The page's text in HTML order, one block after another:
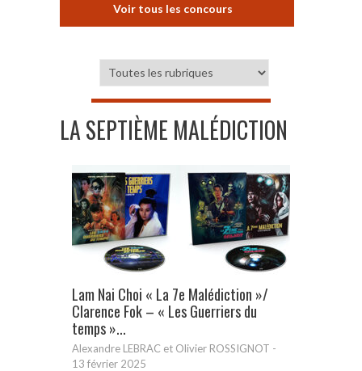
Voir tous les concours
LA SEPTIÈME MALÉDICTION
Lam Nai Choi « La 7e Malédiction »/
Clarence Fok – « Les Guerriers du
temps »...
Alexandre LEBRAC et Olivier ROSSIGNOT -
13 février 2025